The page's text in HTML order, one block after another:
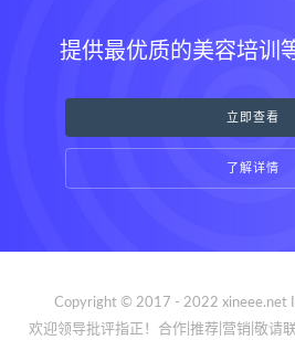
提供最优质的美容培训
立即查看
了解详情
Copyright © 2017 - 2022 xineee.net
欢迎领导批评指正！合作|推荐|营销|敬请